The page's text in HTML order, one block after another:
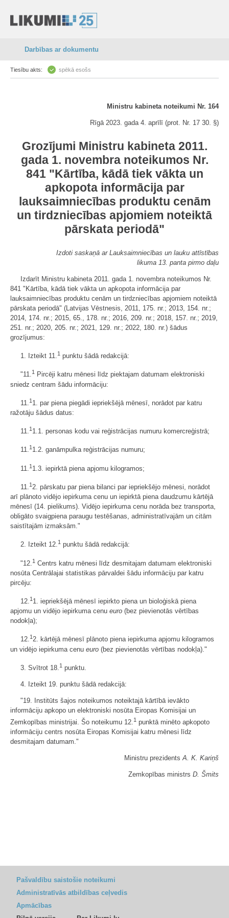
Darbības ar dokumentu
Tiesību akts: spēkā esošs
Ministru kabineta noteikumi Nr. 164
Rīgā 2023. gada 4. aprīlī (prot. Nr. 17 30. §)
Grozījumi Ministru kabineta 2011.
gada 1. novembra noteikumos Nr.
841 "Kārtība, kādā tiek vākta un
apkopota informācija par
lauksaimniecības produktu cenām
un tirdzniecības apjomiem noteiktā
pārskata periodā"
Izdoti saskaņā ar Lauksaimniecības un lauku attīstības
likuma 13. panta pirmo daļu
Izdarīt Ministru kabineta 2011. gada 1. novembra noteikumos Nr.
841 "Kārtība, kādā tiek vākta un apkopota informācija par
lauksaimniecības produktu cenām un tirdzniecības apjomiem noteiktā
pārskata periodā" (Latvijas Vēstnesis, 2011, 175. nr.; 2013, 154. nr.;
2014, 174. nr.; 2015, 65., 178. nr.; 2016, 209. nr.; 2018, 157. nr.; 2019,
251. nr.; 2020, 205. nr.; 2021, 129. nr.; 2022, 180. nr.) šādus
grozījumus:
1. Izteikt 11.1 punktu šādā redakcijā:
"11.1
Pircēji katru mēnesi līdz piektajam datumam elektroniski
sniedz centram šādu informāciju:
11. 1 1. par piena piegādi iepriekšējā mēnesī, norādot par katru
ražotāju šādus datus:
11.1 1.1. personas kodu vai reģistrācijas numuru komercreģistrā;
11.1 1.2. ganāmpulka reģistrācijas numuru;
11. 1 1.3. iepirktā piena apjomu kilogramos;
11.12. pārskatu par piena bilanci par iepriekšējo mēnesi, norādot
arī plānoto vidējo iepirkuma cenu un iepirktā piena daudzumu kārtējā
mēnesī (14. pielikums). Vidējo iepirkuma cenu norāda bez transporta,
obligāto svaigpiena paraugu testēšanas, administratīvajām un citām
saistītajām izmaksām."
2. Izteikt 12.1 punktu šādā redakcijā:
"12. 1 Centrs katru mēnesi līdz desmitajam datumam elektroniski
nosūta Centrālajai statistikas pārvaldei šādu informāciju par katru
pircēju:
12.1 1. iepriekšējā mēnesī iepirkto piena un bioloģiskā piena
apjomu un vidējo iepirkuma cenu euro (bez pievienotās vērtības
nodokļa);
12.1 2. kārtējā mēnesī plānoto piena iepirkuma apjomu kilogramos
un vidējo iepirkuma cenu euro (bez pievienotās vērtības nodokļa)."
3. Svītrot 18. 1 punktu.
4. Izteikt 19. punktu šādā redakcijā:
"19. Institūts šajos noteikumos noteiktajā kārtībā ievākto
informāciju apkopo un elektroniski nosūta Eiropas Komisijai un
Zemkopības ministrijai. Šo noteikumu 12.1 punktā minēto apkopoto
informāciju centrs nosūta Eiropas Komisijai katru mēnesi līdz
desmitajam datumam."
Ministru prezidentsA. K. Kariņš
Zemkopības ministrs D. Šmits
Pašvaldību saistošie noteikumi
Administratīvās atbildības ceļvedis
Apmācības